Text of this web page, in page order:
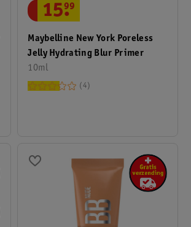
Maybelline New York Poreless
Jelly Hydrating Blur Primer
10ml
15.
99
4